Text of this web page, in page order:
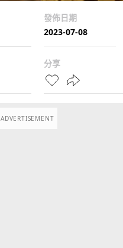
發佈日期
2023-07-08
分享
ADVERTISEMENT